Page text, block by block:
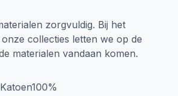
zorgvuldig. Bij het
collecties letten we op de
materialen vandaan komen.